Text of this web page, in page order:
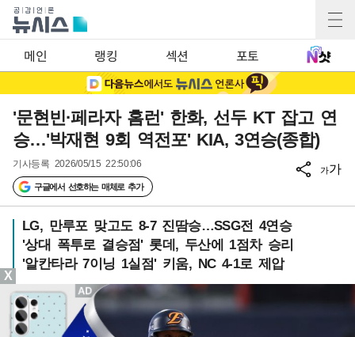
메인 랭킹 섹션 포토
'문현빈·페라자 홈런' 한화, 선두 KT 잡고 연
승…'박재현 9회 역전포' KIA, 3연승(종합)
기사등록 2026/05/15 22:50:06
구글에서 선호하는 매체로 추가
가가
LG, 만루포 맞고도 8-7 진땀승…SSG전 4연승
'상대 폭투로 결승점' 롯데, 두산에 1점차 승리
'알칸타라 7이닝 1실점' 키움, NC 4-1로 제압
X